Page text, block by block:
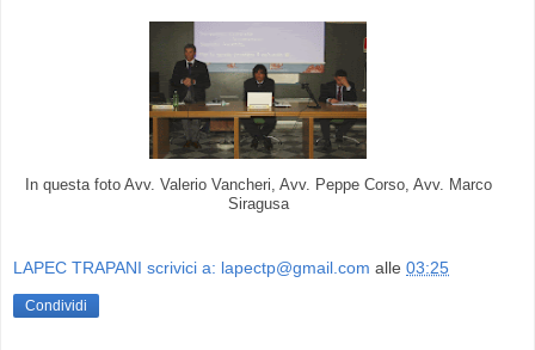
In questa foto Avv. Valerio Vancheri, Avv. Peppe Corso, Avv. Marco
Siragusa
LAPEC TRAPANI scrivici a: lapectp@gmail.com alle 03:25
Condividi